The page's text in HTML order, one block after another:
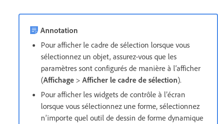
Annotation
Pour afficher le cadre de sélection lorsque vous
sélectionnez un objet, assurez-vous que les
paramètres sont configurés de manière à l’afficher
(Affichage > Afficher le cadre de sélection).
Pour afficher les widgets de contrôle à l’écran
lorsque vous sélectionnez une forme, sélectionnez
n’importe quel outil de dessin de forme dynamique